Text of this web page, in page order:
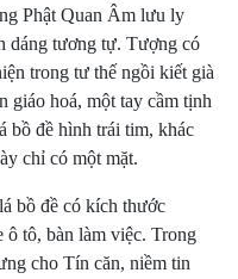
Phật Quan Âm lưu ly
dáng tương tự. Tượng có
trong tư thế ngồi kiết già
giáo hoá, một tay cầm tịnh
bồ đề hình trái tim, khác
chỉ có một mặt.
bồ đề có kích thước
ô tô, bàn làm việc. Trong
cho Tín căn, niềm tin